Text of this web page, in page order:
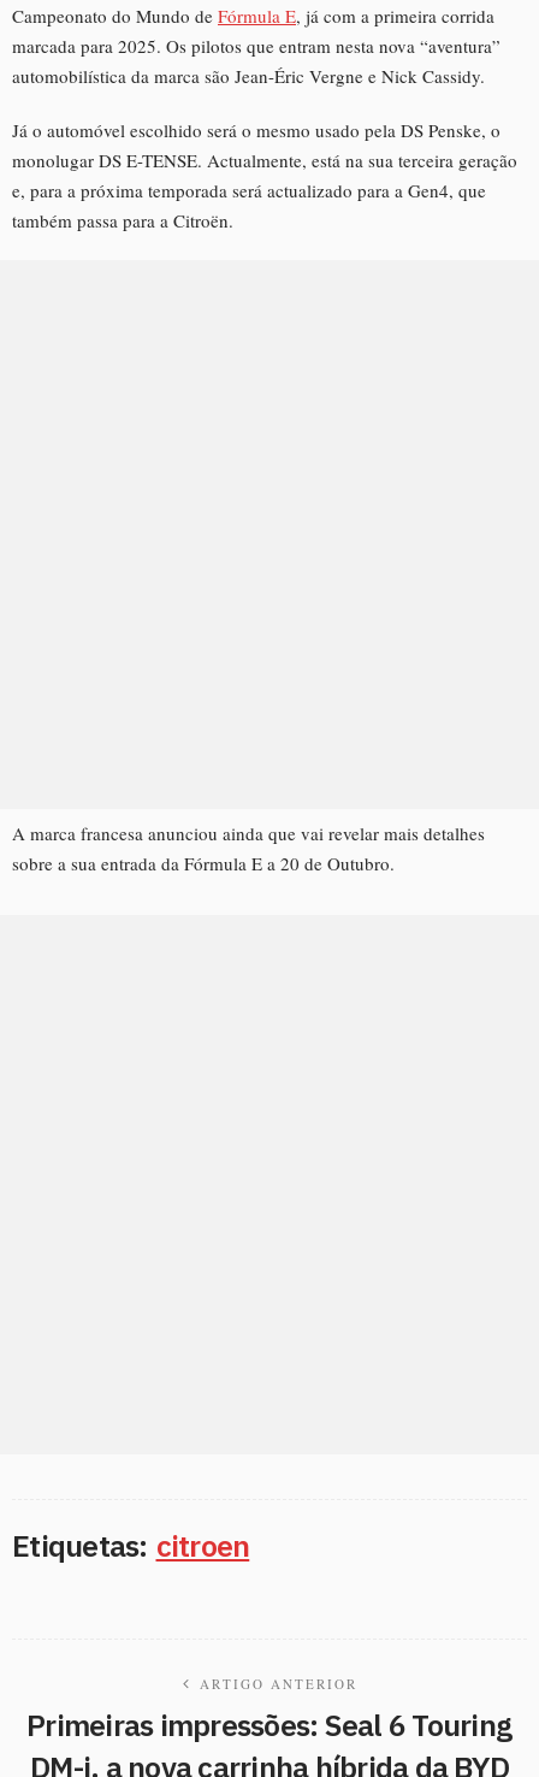
Campeonato do Mundo de Fórmula E, já com a primeira corrida
marcada para 2025. Os pilotos que entram nesta nova “aventura”
automobilística da marca são Jean-Éric Vergne e Nick Cassidy.
Já o automóvel escolhido será o mesmo usado pela DS Penske, o
monolugar DS E-TENSE. Actualmente, está na sua terceira geração
e, para a próxima temporada será actualizado para a Gen4, que
também passa para a Citroën.
A marca francesa anunciou ainda que vai revelar mais detalhes
sobre a sua entrada da Fórmula E a 20 de Outubro.
Etiquetas: citroen
ARTIGO ANTERIOR
Primeiras impressões: Seal 6 Touring
DM-i, a nova carrinha híbrida da BYD